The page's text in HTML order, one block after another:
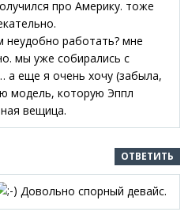
про Америку. тоже
неудобно работать? мне
мы уже собирались с
а еще я очень хочу (забыла,
модель, которую Эппл
вещица.
ОТВЕТИТЬ
Довольно спорный девайс.